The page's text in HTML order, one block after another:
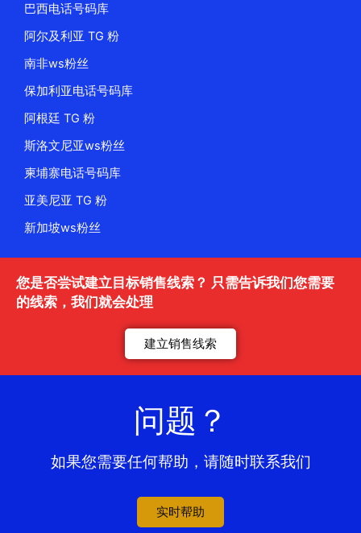
巴西电话号码库
阿尔及利亚 TG 粉
南非ws粉丝
保加利亚电话号码库
阿根廷 TG 粉
斯洛文尼亚ws粉丝
柬埔寨电话号码库
亚美尼亚 TG 粉
新加坡ws粉丝
您是否尝试建立目标销售线索？ 只需告诉我们您需要
的线索，我们就会处理
建立销售线索
问题？
如果您需要任何帮助，请随时联系我们
实时帮助